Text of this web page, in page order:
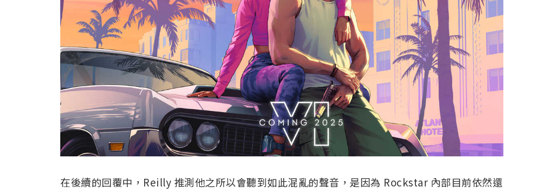
在後續的回覆中，Reilly 推測他之所以會聽到如此混亂的聲音，是因為 Rockstar 內部目前依然還